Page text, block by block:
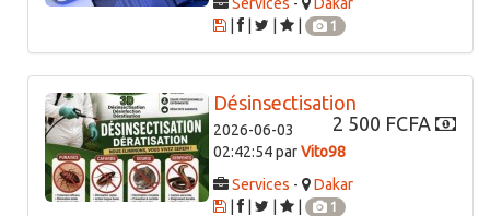
|
1
Désinsectisation
2 500 FCFA
2026-06-03
02:42:54 parVito98
Services -
Dakar
|
1